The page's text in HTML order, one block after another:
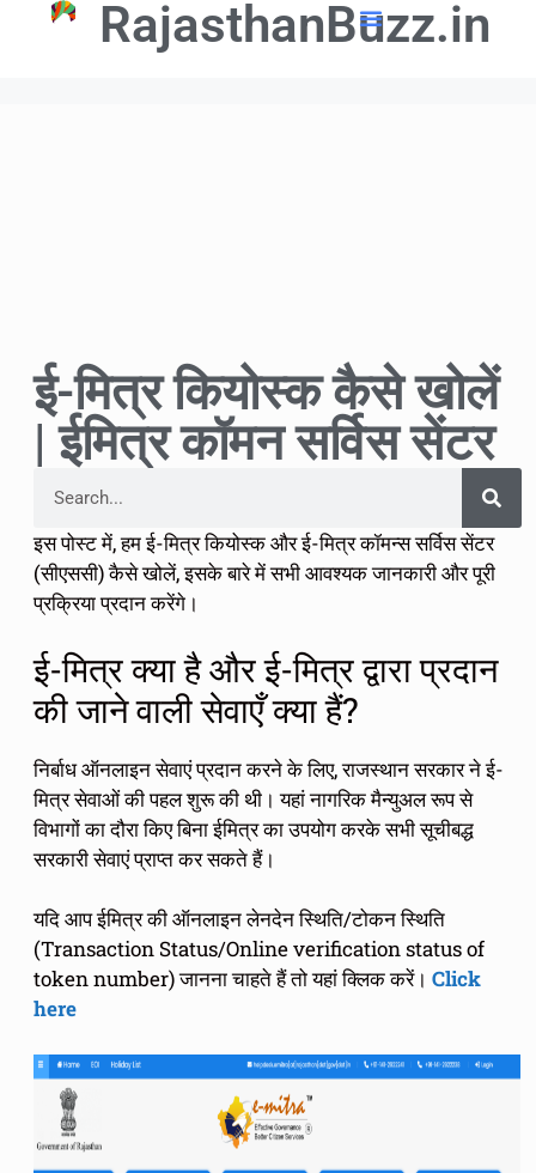
RajasthanBuzz.in
ई-मित्र कियोस्क कैसे खोलें
| ईमित्र कॉमन सर्विस सेंटर
इस पोस्ट में, हम ई-मित्र कियोस्क और ई-मित्र कॉमन्स सर्विस सेंटर
(सीएससी) कैसे खोलें, इसके बारे में सभी आवश्यक जानकारी और पूरी
प्रक्रिया प्रदान करेंगे।
ई-मित्र क्या है और ई-मित्र द्वारा प्रदान
की जाने वाली सेवाएँ क्या हैं?
निर्बाध ऑनलाइन सेवाएं प्रदान करने के लिए, राजस्थान सरकार ने ई-
मित्र सेवाओं की पहल शुरू की थी। यहां नागरिक मैन्युअल रूप से
विभागों का दौरा किए बिना ईमित्र का उपयोग करके सभी सूचीबद्ध
सरकारी सेवाएं प्राप्त कर सकते हैं।
यदि आप ईमित्र की ऑनलाइन लेनदेन स्थिति/टोकन स्थिति
(Transaction Status/Online verification status of
token number) जानना चाहते हैं तो यहां क्लिक करें। Click
here